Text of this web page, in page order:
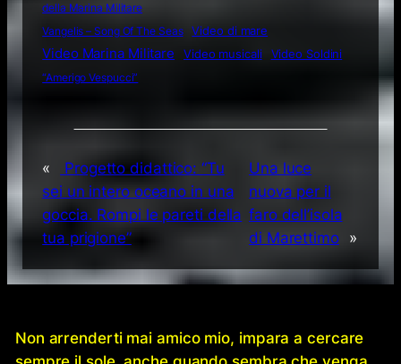
della Marina Militare
Vangelis – Song Of The Seas
Video di mare
Video Marina Militare Video musicali
Video Soldini
“Amerigo Vespucci”
«
Progetto didattico: “Tu
sei un intero oceano in una
goccia. Rompi le pareti della
tua prigione”
Una luce
nuova per il
faro dell’isola
di Marettimo
»
Non arrenderti mai amico mio, impara a cercare